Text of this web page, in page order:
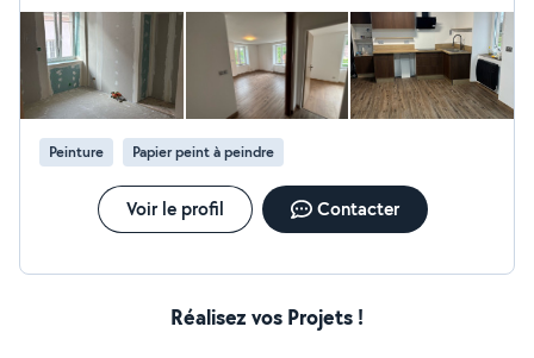
Peinture Papier peint à peindre
Voir le profil Contacter
Réalisez vos Projets !